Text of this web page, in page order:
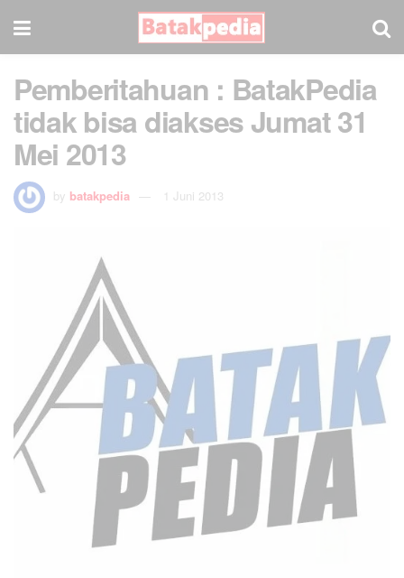
Pemberitahuan : BatakPedia
tidak bisa diakses Jumat 31
Mei 2013
by batakpedia 1 Juni 2013